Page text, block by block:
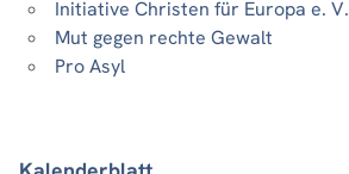
Initiative Christen für Europa e. V.
Mut gegen rechte Gewalt
Pro Asyl